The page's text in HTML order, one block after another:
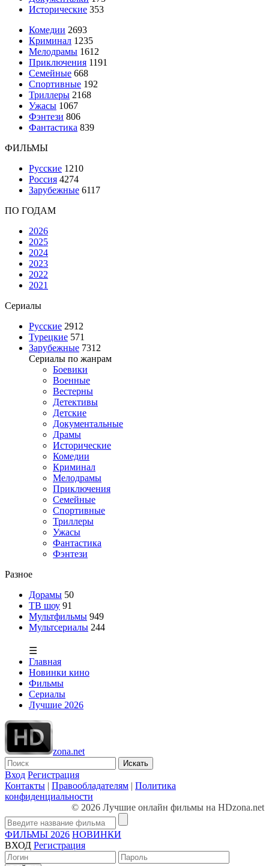
Исторические 353
Комедии 2693
Криминал 1235
Мелодрамы 1612
Приключения 1191
Семейные 668
Спортивные 192
Триллеры 2168
Ужасы 1067
Фэнтези 806
Фантастика 839
ФИЛЬМЫ
Русские 1210
Россия 4274
Зарубежные 6117
ПО ГОДАМ
2026
2025
2024
2023
2022
2021
Сериалы
Русские 2912
Турецкие 571
Зарубежные 7312
Сериалы по жанрам
Боевики
Военные
Вестерны
Детективы
Детские
Документальные
Драмы
Исторические
Комедии
Криминал
Мелодрамы
Приключения
Семейные
Спортивные
Триллеры
Ужасы
Фантастика
Фэнтези
Разное
Дорамы 50
ТВ шоу 91
Мультфильмы 949
Мультсериалы 244
☰
Главная
Новинки кино
Фильмы
Сериалы
Лучшие 2026
zona.net
Искать
Вход Регистрация
Контакты | Правообладателям | Политика
конфиденциальности
© 2026 Лучшие онлайн фильмы на HDzona.net
ФИЛЬМЫ 2026 НОВИНКИ
ВХОД Регистрация